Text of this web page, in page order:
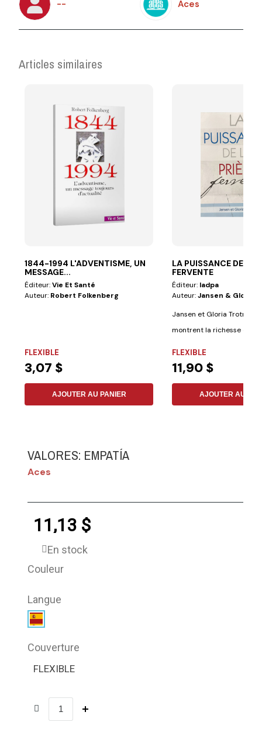
-- Aces
Articles similaires
1844-1994 L'ADVENTISME, UN
MESSAGE...
Éditeur:Vie Et Santé
Auteur: Robert Folkenberg
FLEXIBLE
3,07 $
AJOUTER AU PANIER
LA PUISSANCE DE LA
FERVENTE
Éditeur: Iadpa
Auteur:Jansen & Gloria
Jansen et Gloria Trotman
montrent la richesse de la
FLEXIBLE
11,90 $
AJOUTER AU
VALORES: EMPATÍA
Aces
11,13 $
En stock
Couleur
Langue
Couverture
FLEXIBLE